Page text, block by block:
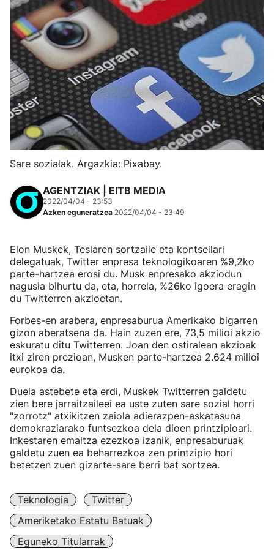
Sare sozialak. Argazkia: Pixabay.
AGENTZIAK | EITB MEDIA
2022/04/04 - 23:53
Azken eguneratzea 2022/04/04 - 23:49
Elon Muskek, Teslaren sortzaile eta kontseilari
delegatuak, Twitter enpresa teknologikoaren %9,2ko
parte-hartzea erosi du. Musk enpresako akziodun
nagusia bihurtu da, eta, horrela, %26ko igoera eragin
du Twitterren akzioetan.
Forbes-en arabera, enpresaburua Amerikako bigarren
gizon aberatsena da. Hain zuzen ere, 73,5 milioi akzio
eskuratu ditu Twitterren. Joan den ostiralean akzioak
itxi ziren prezioan, Musken parte-hartzea 2.624 milioi
eurokoa da.
Duela astebete eta erdi, Muskek Twitterren galdetu
zien bere jarraitzaileei ea uste zuten sare sozial horri
"zorrotz" atxikitzen zaiola adierazpen-askatasuna
demokraziarako funtsezkoa dela dioen printzipioari.
Inkestaren emaitza ezezkoa izanik, enpresaburuak
galdetu zuen ea beharrezkoa zen printzipio hori
betetzen zuen gizarte-sare berri bat sortzea.
Teknologia
Twitter
Ameriketako Estatu Batuak
Eguneko Titularrak